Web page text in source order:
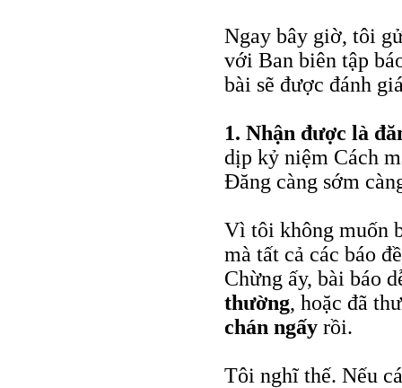
Ngay bây giờ, tôi
với Ban biên tập
bài sẽ được đánh
1. Nhận được là
dịp kỷ niệm Cách
Đăng càng sớm
Vì tôi không muốn
mà tất cả các báo
Chừng ấy, bài báo
thường, hoặc đã
chán ngấy rồi.
Tôi nghĩ thế. Nếu